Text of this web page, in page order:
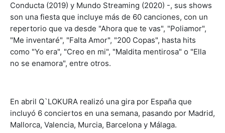
Conducta (2019) y Mundo Streaming (2020) -, sus shows
son una fiesta que incluye más de 60 canciones, con un
repertorio que va desde "Ahora que te vas", "Poliamor",
"Me inventaré", "Falta Amor", "200 Copas", hasta hits
como "Yo era", "Creo en mi", "Maldita mentirosa" o "Ella
no se enamora", entre otros.
En abril Q`LOKURA realizó una gira por España que
incluyó 6 conciertos en una semana, pasando por Madrid,
Mallorca, Valencia, Murcia, Barcelona y Málaga.